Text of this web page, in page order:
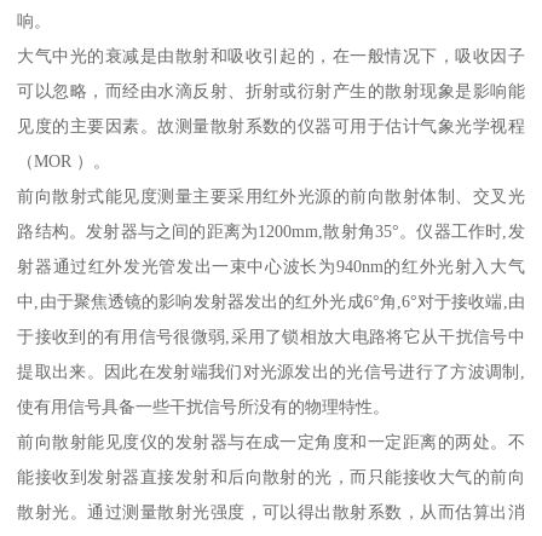
响。
大气中光的衰减是由散射和吸收引起的，在一般情况下，吸收因子
可以忽略，而经由水滴反射、折射或衍射产生的散射现象是影响能
见度的主要因素。故测量散射系数的仪器可用于估计气象光学视程
（MOR ）。
前向散射式能见度测量主要采用红外光源的前向散射体制、交叉光
路结构。发射器与之间的距离为1200mm,散射角35°。仪器工作时,发
射器通过红外发光管发出一束中心波长为940nm的红外光射入大气
中,由于聚焦透镜的影响发射器发出的红外光成6°角,6°对于接收端,由
于接收到的有用信号很微弱,采用了锁相放大电路将它从干扰信号中
提取出来。因此在发射端我们对光源发出的光信号进行了方波调制,
使有用信号具备一些干扰信号所没有的物理特性。
前向散射能见度仪的发射器与在成一定角度和一定距离的两处。不
能接收到发射器直接发射和后向散射的光，而只能接收大气的前向
散射光。通过测量散射光强度，可以得出散射系数，从而估算出消